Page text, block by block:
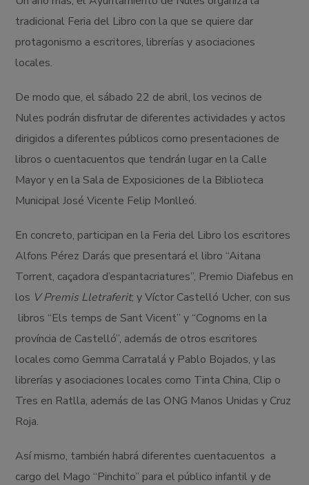
tradicional Feria del Libro con la que se quiere dar
protagonismo a escritores, librerías y asociaciones
locales.
De modo que, el sábado 22 de abril, los vecinos de
Nules podrán disfrutar de diferentes actividades y actos
dirigidos a diferentes públicos como presentaciones de
libros o cuentacuentos que tendrán lugar en la Calle
Mayor y en la Sala de Exposiciones de la Biblioteca
Municipal José Vicente Felip Monlleó.
En concreto, participan en la Feria del Libro los escritores
Alfons Pérez Darás que presentará el libro “Aitana
Torrent, caçadora d’espantacriatures”, Premio Diafebus en
los V Premis Lletraferit; y Víctor Castelló Ucher, con sus
libros “Els temps de Sant Vicent” y “Cognoms en la
província de Castelló”, además de otros escritores
locales como Gemma Carratalá y Pablo Bojados, y las
librerías y asociaciones locales como Tinta China, Clip o
Tres en Ratlla, además de las ONG Manos Unidas y Cruz
Roja.
Así mismo, también habrá diferentes cuentacuentos a
cargo del Mago “Pinchito” para el público infantil y de